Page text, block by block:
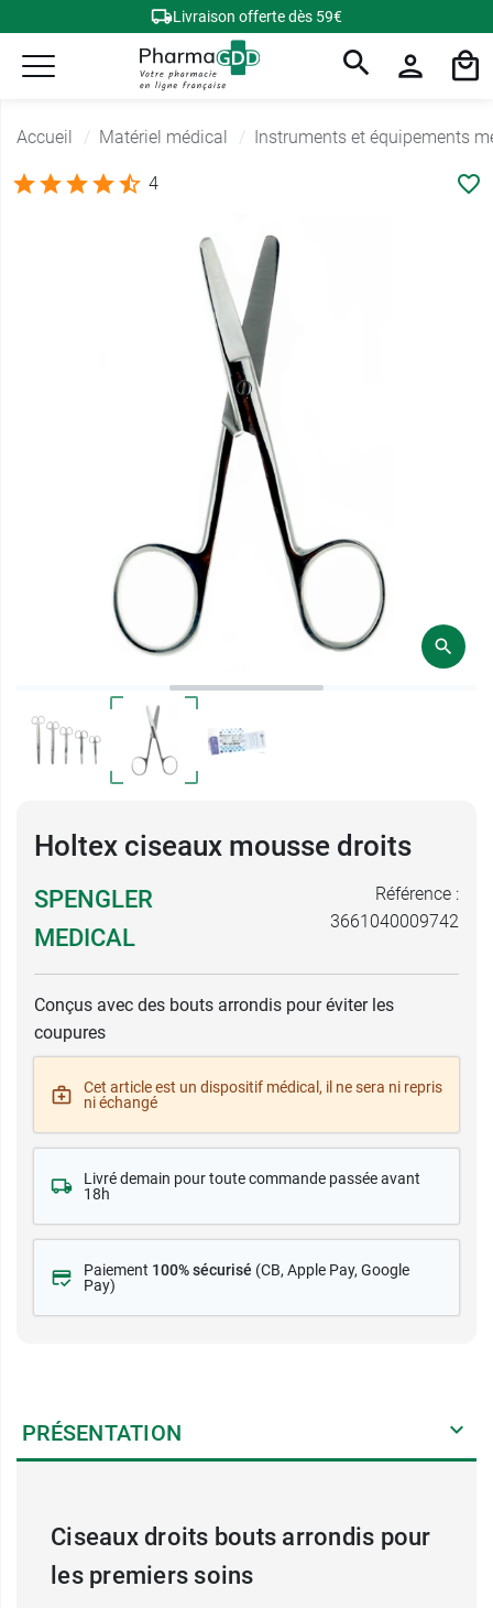
Livraison offerte dès 59€
Accueil Matériel médical Instruments et équipements
4
Holtex ciseaux mousse droits
SPENGLER
MEDICAL
Référence :
3661040009742
Conçus avec des bouts arrondis pour éviter les
coupures
Cet article est un dispositif médical, il ne sera ni repris
ni échangé
Livré demain pour toute commande passée avant
18h
Paiement 100% sécurisé (CB, Apple Pay, Google
Pay)
PRÉSENTATION
Ciseaux droits bouts arrondis pour
les premiers soins